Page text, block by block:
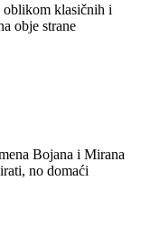
klasičnih i
obje strane
Bojana i Mirana
no domaći